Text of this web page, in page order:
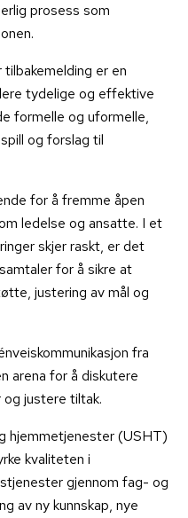
prosess som
er en
tydelige og effektive
formelle og uformelle,
og forslag til
for å fremme åpen
ledelse og ansatte. I et
skjer raskt, er det
for å sikre at
justering av mål og
fra
arena for å diskutere
justere tiltak.
hjemmetjenester (USHT)
kvaliteten i
gjennom fag- og
av ny kunnskap, nye